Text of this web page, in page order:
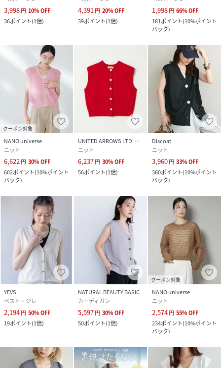
原産国 中国
素材
再生繊維0％ （セルロース）86％ ポリエステル
サイズ
クリーニング
手洗い、漂白不可、タンブル乾燥不可、自然乾
燥、アイロン仕上げ可、ドライ可、ウエットク
リーニング可
品番
2112-43025-10-2 KX2684
3,998円 10%OFF
36ポイント(1倍)
4,391円 20%OFF
39ポイント(1倍)
1,998円 66%OFF
181ポイント(10%ポイント
バック)
クーポン対象
NANO universe
ニット
6,622円 30%OFF
602ポイント(10%ポイント
バック)
UNITED ARROWS LTD. OUTLET
ニット
6,237円 30%OFF
56ポイント(1倍)
Discoat
ニット
3,960円 33%OFF
360ポイント(10%ポイント
バック)
YEVS
ベスト・ジレ
2,194円 50%OFF
19ポイント(1倍)
NATURAL BEAUTY BASIC
カーディガン
5,597円 30%OFF
50ポイント(1倍)
クーポン対象
NANO universe
ニット
2,574円 55%OFF
234ポイント(10%ポイント
バック)